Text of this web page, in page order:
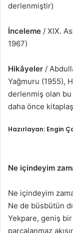
derlenmiştir)
İnceleme / XIX.
1967)
Hikâyeler /
Yağmuru (1955),
derlenmiş olan bu
daha önce
Hazırlayan: Engin
Ne içindeyim
Ne içindeyim
Ne de büsbütün
Yekpare, geniş bir
parçalanmaz